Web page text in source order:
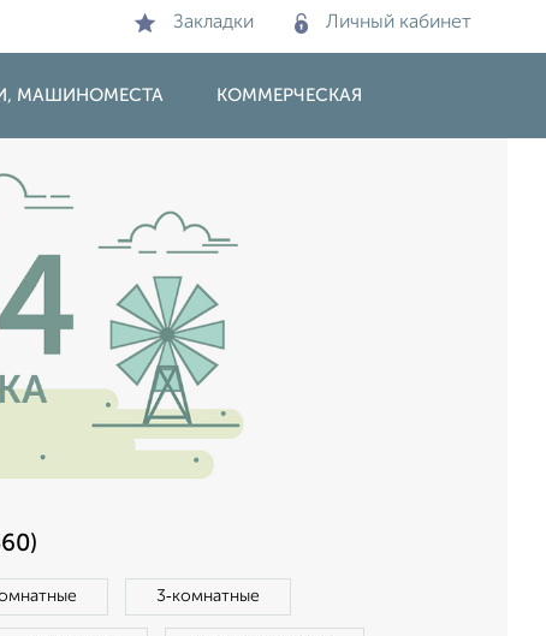
Закладки Личный кабинет
МАШИНОМЕСТА КОММЕРЧЕСКАЯ
3‑комнатные